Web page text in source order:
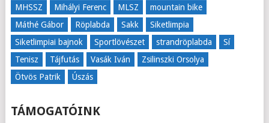
MHSSZ
Mihályi Ferenc MLSZ
mountain bike
Máthé Gábor
Röplabda Sakk
Siketlimpia
Siketlimpiai bajnok
Sportlövészet strandröplabda
Sí
Tenisz
Tájfutás Vasák Iván
Zsilinszki Orsolya
Ötvös Patrik
Úszás
TÁMOGATÓINK